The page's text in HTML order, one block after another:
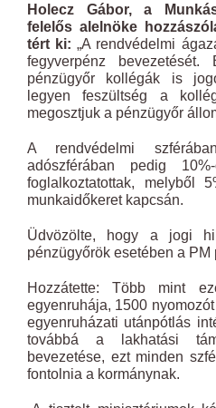
Holecz Gábor, a
felelős alelnöke
tért ki: „A rendvédelmi
fegyverpénz
pénzügyőr kollégák is
legyen feszültség a
megosztjuk a pénzügyőr
A rendvédelmi
adószférában pedig
foglalkoztatottak, melyből
munkaidőkeret kapcsán.
Üdvözölte, hogy a jogi
pénzügyőrök esetében a PM
Hozzátette: Több mint
egyenruhája, 1500
egyenruházati utánpótlás
továbbá a lakhatási
bevezetése, ezt minden
fontolnia a kormánynak.